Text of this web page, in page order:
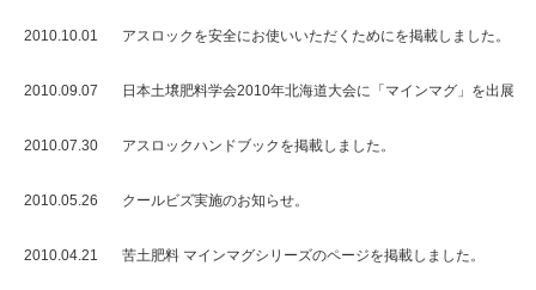
2010.10.01 アスロックを安全にお使いいただくためにを掲載しました。
2010.09.07 日本土壌肥料学会2010年北海道大会に「マインマグ」を出展
2010.07.30 アスロックハンドブックを掲載しました。
2010.05.26 クールビズ実施のお知らせ。
2010.04.21 苦土肥料 マインマグシリーズのページを掲載しました。